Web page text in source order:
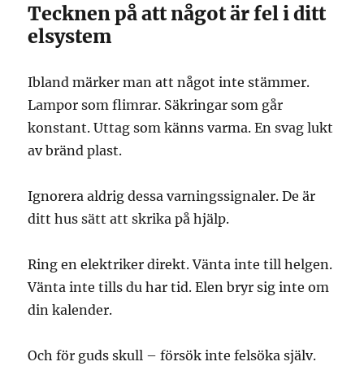
Tecknen på att något är fel i ditt
elsystem
Ibland märker man att något inte stämmer.
Lampor som flimrar. Säkringar som går
konstant. Uttag som känns varma. En svag lukt
av bränd plast.
Ignorera aldrig dessa varningssignaler. De är
ditt hus sätt att skrika på hjälp.
Ring en elektriker direkt. Vänta inte till helgen.
Vänta inte tills du har tid. Elen bryr sig inte om
din kalender.
Och för guds skull – försök inte felsöka själv.